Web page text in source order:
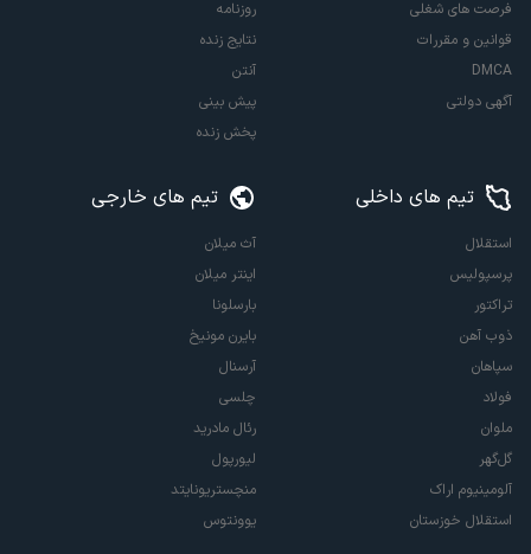
فرصت های شغلی
قوانین و مقررات
DMCA
آگهی دولتی
روزنامه
نتایج زنده
آنتن
پیش بینی
پخش زنده
تیم های داخلی
استقلال
پرسپولیس
تراکتور
ذوب آهن
سپاهان
فولاد
ملوان
گل‌گهر
آلومینیوم اراک
استقلال خوزستان
تیم های خارجی
آث میلان
اینتر میلان
بارسلونا
بایرن مونیخ
آرسنال
چلسی
رئال مادرید
لیورپول
منچستریونایتد
یوونتوس